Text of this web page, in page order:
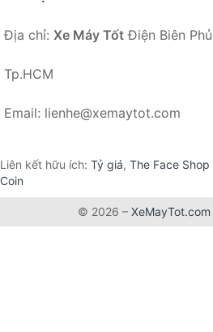
Địa chỉ: Xe Máy Tốt Điện Biên
Tp.HCM
Email: lienhe@xemaytot.com
Liên kết hữu ích: Tỷ giá, The Face
Coin
© 2026 – XeMayTot.com